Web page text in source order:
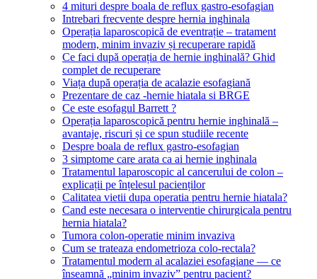
4 mituri despre boala de reflux gastro-esofagian
Intrebari frecvente despre hernia inghinala
Operația laparoscopică de eventrație – tratament
modern, minim invaziv și recuperare rapidă
Ce faci după operația de hernie inghinală? Ghid
complet de recuperare
Viața după operația de acalazie esofagiană
Prezentare de caz -hernie hiatala si BRGE
Ce este esofagul Barrett ?
Operația laparoscopică pentru hernie inghinală –
avantaje, riscuri și ce spun studiile recente
Despre boala de reflux gastro-esofagian
3 simptome care arata ca ai hernie inghinala
Tratamentul laparoscopic al cancerului de colon –
explicații pe înțelesul pacienților
Calitatea vietii dupa operatia pentru hernie hiatala?
Cand este necesara o interventie chirurgicala pentru
hernia hiatala?
Tumora colon-operatie minim invaziva
Cum se trateaza endometrioza colo-rectala?
Tratamentul modern al acalaziei esofagiane — ce
înseamnă „minim invaziv” pentru pacient?